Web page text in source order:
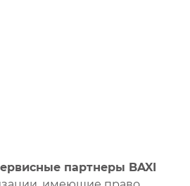
партнеры BAXI